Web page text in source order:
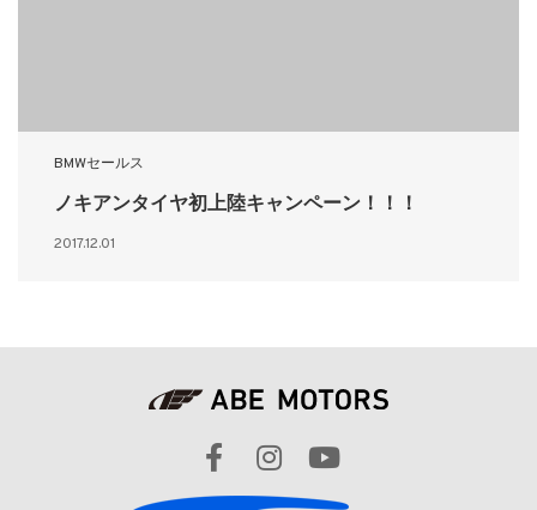
BMWセールス
ノキアンタイヤ初上陸キャンペーン！！！
2017.12.01